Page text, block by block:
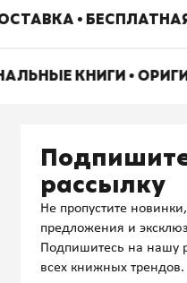
•
КНИГИ •
рассылку
Не пропустите
предложения и
Подпишитесь на нашу
всех книжных трендов.